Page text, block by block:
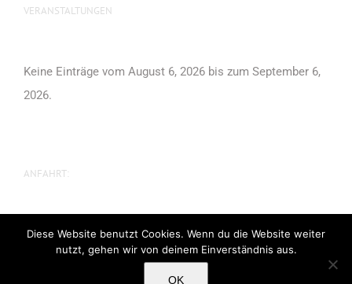
VERANSTALTUNGEN
Keine Einträge vom August 6, 2026 bis zum September 6,
2026.
ANFAHRT:
Diese Website benutzt Cookies. Wenn du die Website weiter
nutzt, gehen wir von deinem Einverständnis aus.
OK